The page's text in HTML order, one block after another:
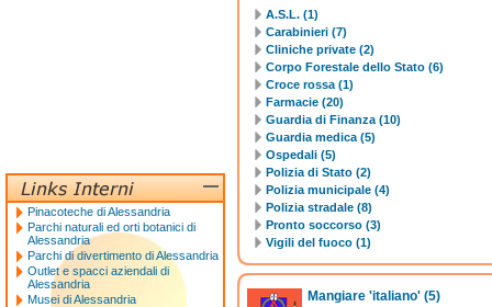
A.S.L. (1)
Carabinieri (7)
Cliniche private (2)
Corpo Forestale dello Stato (6)
Croce rossa (1)
Farmacie (20)
Guardia di Finanza (10)
Guardia medica (5)
Ospedali (5)
Polizia di Stato (2)
Polizia municipale (4)
Polizia stradale (8)
Pronto soccorso (3)
Vigili del fuoco (1)
Mangiare 'italiano' (5)
Pinacoteche di Alessandria
Parchi naturali ed orti botanici di
Alessandria
Parchi di divertimento di Alessandria
Outlet e spacci aziendali di
Alessandria
Musei di Alessandria